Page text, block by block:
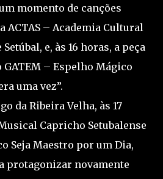
momento de canções
ACTAS – Academia Cultural
e, às 16 horas, a peça
– Espelho Mágico
uma vez”.
da Ribeira Velha, às 17
Capricho Setubalense
Seja Maestro por um Dia,
protagonizar novamente